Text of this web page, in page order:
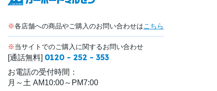
※各店舗への商品やご購入のお問い合わせはこちら
※当サイトでのご購入に関するお問い合わせ
[通話無料] 0120 - 252 - 353
お電話の受付時間：
月～土 AM10:00～PM7:00